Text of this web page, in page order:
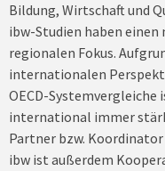
Bildung, Wirtschaft und
ibw-Studien haben einen
regionalen Fokus.
internationalen
OECD-Systemvergleiche
international immer
Partner bzw.
ibw ist außerdem